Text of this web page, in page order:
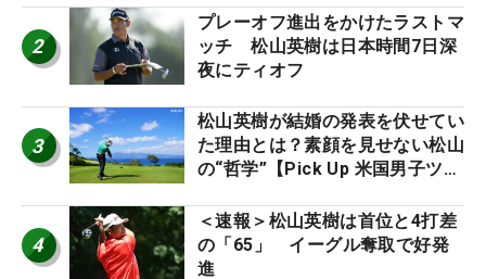
2
プレーオフ進出をかけたラストマ
ッチ 松山英樹は日本時間7日深
夜にティオフ
3
松山英樹が結婚の発表を伏せてい
た理由とは？素顔を見せない松山
の“哲学”【Pick Up 米国男子ツア
4
＜速報＞松山英樹は首位と4打差
の「65」 イーグル奪取で好発
進